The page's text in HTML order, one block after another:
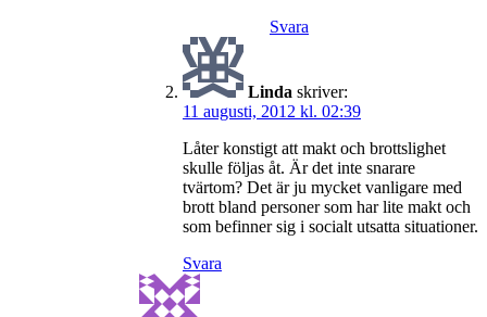
Svara
Linda skriver:
11 augusti, 2012 kl. 02:39
Låter konstigt att makt och brottslighet
skulle följas åt. Är det inte snarare
tvärtom? Det är ju mycket vanligare med
brott bland personer som har lite makt och
som befinner sig i socialt utsatta situationer.
Svara